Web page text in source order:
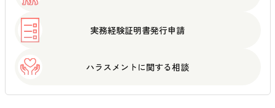
実務経験証明書発行申請
ハラスメントに関する相談